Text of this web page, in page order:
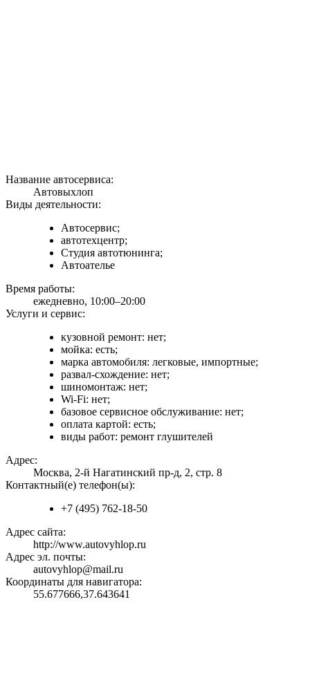
Название автосервиса:
Автовыхлоп
Виды деятельности:
Автосервис;
автотехцентр;
Студия автотюнинга;
Автоателье
Время работы:
ежедневно, 10:00–20:00
Услуги и сервис:
кузовной ремонт: нет;
мойка: есть;
марка автомобиля: легковые, импортные;
развал-схождение: нет;
шиномонтаж: нет;
Wi-Fi: нет;
базовое сервисное обслуживание: нет;
оплата картой: есть;
виды работ: ремонт глушителей
Адрес:
Москва, 2-й Нагатинский пр-д, 2, стр. 8
Контактный(е) телефон(ы):
+7 (495) 762-18-50
Адрес сайта:
http://www.autovyhlop.ru
Адрес эл. почты:
autovyhlop@mail.ru
Координаты для навигатора:
55.677666,37.643641